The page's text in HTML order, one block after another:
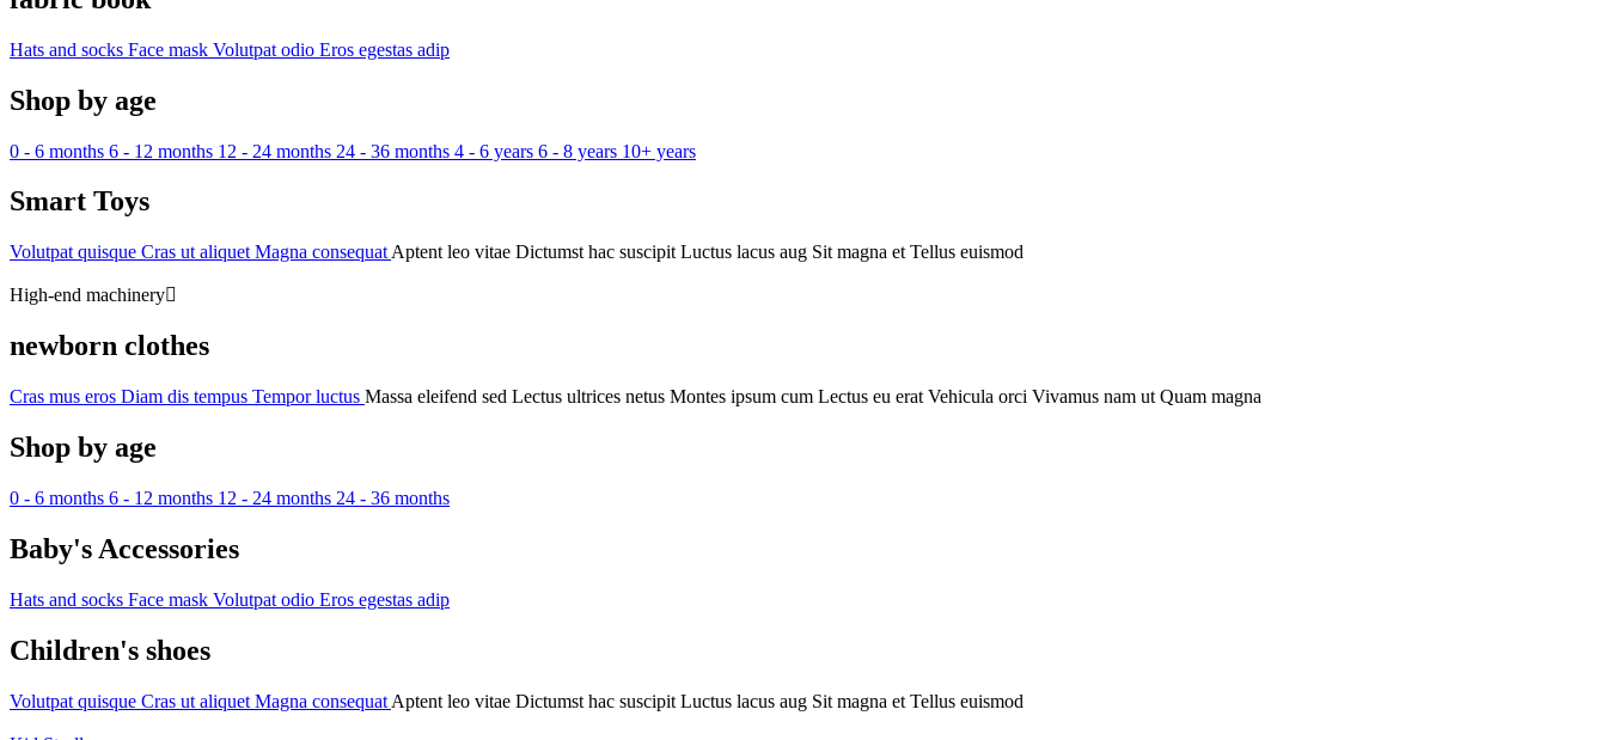
Hats and socks Face mask Volutpat odio Eros egestas adip
Shop by age
0 - 6 months 6 - 12 months 12 - 24 months 24 - 36 months 4 - 6 years 6 - 8 years 10+ years
Smart Toys
Volutpat quisque Cras ut aliquet Magna consequat Aptent leo vitae Dictumst hac suscipit Luctus lacus aug Sit magna et Tellus euismod
High-end machinery
newborn clothes
Cras mus eros Diam dis tempus Tempor luctus Massa eleifend sed Lectus ultrices netus Montes ipsum cum Lectus eu erat Vehicula orci Vivamus nam ut Quam magna
Shop by age
0 - 6 months 6 - 12 months 12 - 24 months 24 - 36 months
Baby's Accessories
Hats and socks Face mask Volutpat odio Eros egestas adip
Children's shoes
Volutpat quisque Cras ut aliquet Magna consequat Aptent leo vitae Dictumst hac suscipit Luctus lacus aug Sit magna et Tellus euismod